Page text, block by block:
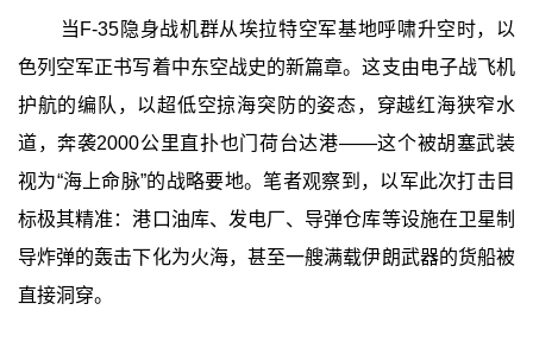
当F-35隐身战机群从埃拉特空军基地呼啸升空时，以
色列空军正书写着中东空战史的新篇章。这支由电子战飞机
护航的编队，以超低空掠海突防的姿态，穿越红海狭窄水
道，奔袭2000公里直扑也门荷台达港——这个被胡塞武装
视为“海上命脉”的战略要地。笔者观察到，以军此次打击目
标极其精准：港口油库、发电厂、导弹仓库等设施在卫星制
导炸弹的轰击下化为火海，甚至一艘满载伊朗武器的货船被
直接洞穿。